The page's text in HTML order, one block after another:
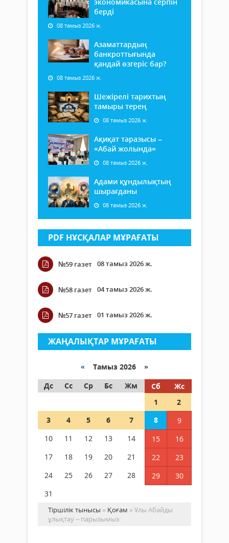
берді
08 тамыз 2026 ж.
Азаматтардың
банкроттығында
қандай өзгеріс бар?
08 тамыз 2026 ж.
Шежірелі тарихтың
тамыры терең
08 тамыз 2026 ж.
Ақиқат таразысы –
«Абай жолында»
08 тамыз 2026 ж.
Адами құндылықтың
шырағданы
08 тамыз 2026 ж.
PDF НҰСҚАЛАР МҰРАҒАТЫ
№59 газет 08 тамыз 2026 ж.
№58 газет 04 тамыз 2026 ж.
№57 газет 01 тамыз 2026 ж.
ЖАҢАЛЫҚТАР МҰРАҒАТЫ
« Тамыз 2026 »
Дс
Сс Ср Бс Жм Сб
Жс
1
2
3
4 5 6 7 8
9
10
11 12 13 14 15
16
17
18 19 20 21 22
23
24
25 26 27 28 29
30
31
Тіршілік тынысы » Қоғам » Ұлы Абайды
ұлықтау – парызымыз